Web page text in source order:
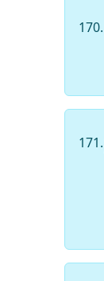
170.
171.